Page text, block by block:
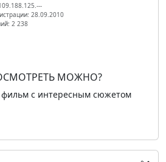
28.09.2010
2 238
МОЖНО?
с интересным сюжетом